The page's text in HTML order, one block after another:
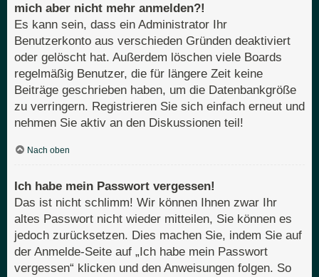
mich aber nicht mehr anmelden?!
Es kann sein, dass ein Administrator Ihr
Benutzerkonto aus verschieden Gründen deaktiviert
oder gelöscht hat. Außerdem löschen viele Boards
regelmäßig Benutzer, die für längere Zeit keine
Beiträge geschrieben haben, um die Datenbankgröße
zu verringern. Registrieren Sie sich einfach erneut und
nehmen Sie aktiv an den Diskussionen teil!
Nach oben
Ich habe mein Passwort vergessen!
Das ist nicht schlimm! Wir können Ihnen zwar Ihr
altes Passwort nicht wieder mitteilen, Sie können es
jedoch zurücksetzen. Dies machen Sie, indem Sie auf
der Anmelde-Seite auf „Ich habe mein Passwort
vergessen“ klicken und den Anweisungen folgen. So